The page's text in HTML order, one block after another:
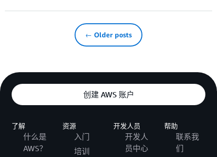
← Older posts
创建 AWS 账户
了解
什么是
AWS？
资源
入门
培训
开发人员
开发人
员中心
帮助
联系我
们